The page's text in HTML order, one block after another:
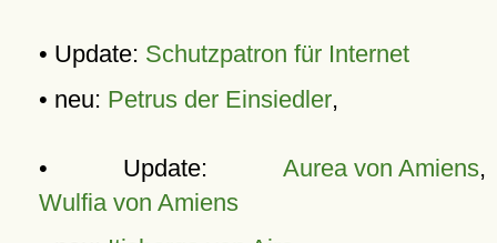
• Update: Schutzpatron für Internet
• neu: Petrus der Einsiedler,
• Update: Aurea von Amiens,
Wulfia von Amiens